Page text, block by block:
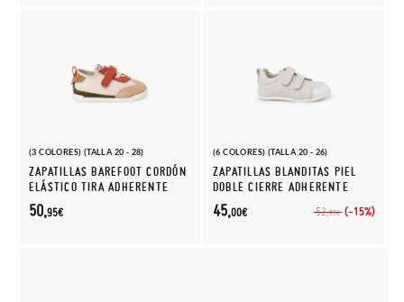
(3 COLORES) (TALLA 20 - 28)
ZAPATILLAS BAREFOOT CORDÓN
ELÁSTICO TIRA ADHERENTE
50,95€
(6 COLORES) (TALLA 20 - 26)
ZAPATILLAS BLANDITAS PIEL
DOBLE CIERRE ADHERENTE
52,95€ (-15%)
45,00€